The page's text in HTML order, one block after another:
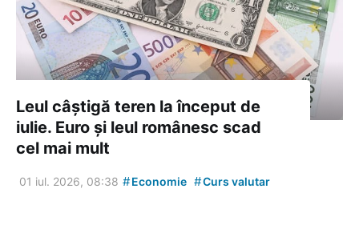
Leul câștigă teren la început de
iulie. Euro și leul românesc scad
cel mai mult
01 iul. 2026, 08:38 #Economie #Curs valutar